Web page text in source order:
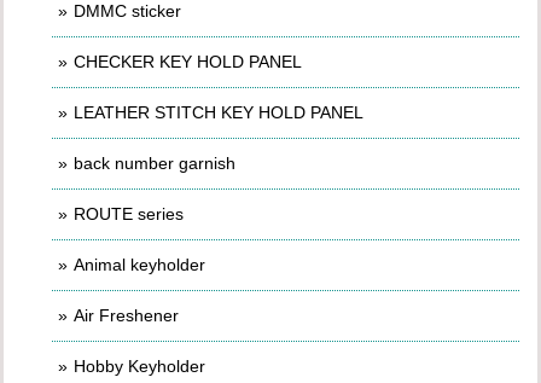
DMMC sticker
CHECKER KEY HOLD PANEL
LEATHER STITCH KEY HOLD PANEL
back number garnish
ROUTE series
Animal keyholder
Air Freshener
Hobby Keyholder